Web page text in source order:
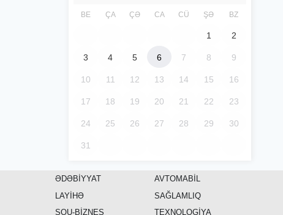
BE ÇA ÇƏ CA CÜ ŞƏ BZ
1 2
3 4 5 6 7 8 9
10 11 12 13 14 15 16
17 18 19 20 21 22 23
24 25 26 27 28 29 30
31
ƏDƏBİYYAT
LAYİHƏ
ŞOU-BİZNES
AVTOMABİL
SAĞLAMLIQ
TEXNOLOGİYA